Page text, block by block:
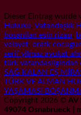
Dieser Eintrag wurde
Hukuku, Vatandaşlık
bosanilan esin rizası,
velayet, oratk
serif yilmaz avukat
türk vatandasligindan
SAĞ KALAN EŞ
TÜRK VE ALMAN
YAŞAMASI
Copyright 2026 © AV
49074 Osnabrueck |